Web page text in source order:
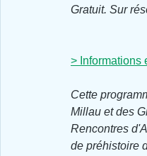
Gratuit. Sur
> Informations
Cette
Millau et des
Rencontres
de préhistoire